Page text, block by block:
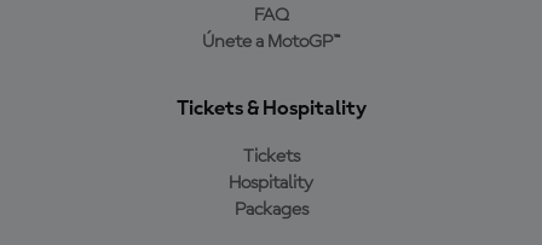
FAQ
Únete a MotoGP™
Tickets & Hospitality
Tickets
Hospitality
Packages